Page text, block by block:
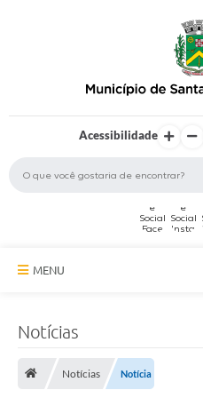
Acessibilidade
MENU
Serviços Online
Notícias
Notícias Notícia